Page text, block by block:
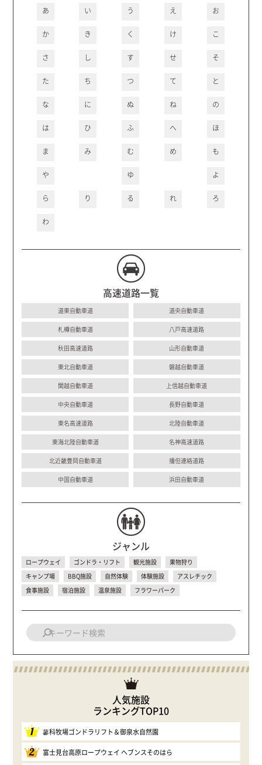
あ い う え お
か き く け こ
さ し す せ そ
た ち つ て と
な に ぬ ね の
は ひ ふ へ ほ
ま み む め も
や ゆ よ
ら り る れ ろ
わ
高速道路一覧
道東自動車道 道央自動車道
札樽自動車道 八戸高速道路
秋田高速道路 山形自動車道
東北自動車道 磐越自動車道
関越自動車道 上信越自動車道
中央自動車道 長野自動車道
東名高速道路 北陸自動車道
東海北陸自動車道 名神高速道路
北近畿豊岡自動車道 播但連絡道路
中国自動車道 浜田自動車道
ジャンル
ロープウェイ ゴンドラ・リフト 観光施設
果物狩り
キャンプ場
BBQ施設 自然体験 体験施設
アスレチック
食事施設
宿泊施設 温泉施設 フラワーパーク
人気施設
ランキングTOP10
1 蓼科牧場ゴンドラリフト＆御泉水自然園
2 富士見台高原ロープウェイ ヘブンスそのはら